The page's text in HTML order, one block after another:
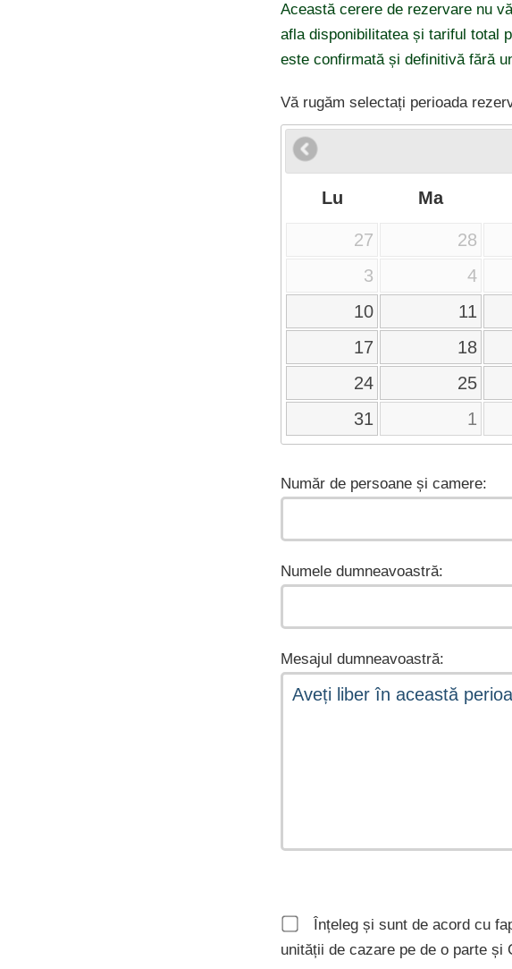
Această cerere de rezervare nu
afla disponibilitatea și tariful total
este confirmată și definitivă fără
Vă rugăm selectați perioada
Lu Ma
27 28
3
4
10
11
17
18
24
25
31
1
Număr de persoane și camere:
Numele dumneavoastră:
Mesajul dumneavoastră:
Înțeleg și sunt de acord cu
unității de cazare pe de o parte și